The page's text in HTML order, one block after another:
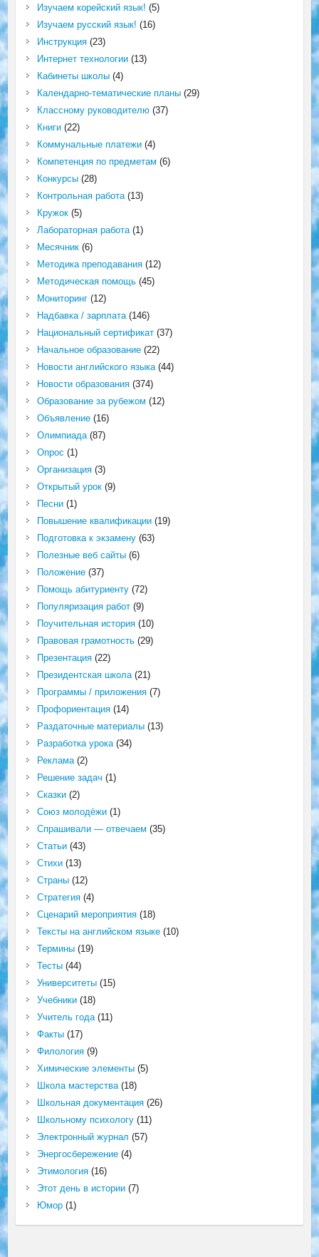
Изучаем корейский язык! (5)
Изучаем русский язык! (16)
Инструкция(23)
Интернет технологии(13)
Кабинеты школы(4)
Календарно-тематические планы(29)
Классному руководителю(37)
Книги(22)
Коммунальные платежи(4)
Компетенция по предметам (6)
Конкурсы(28)
Контрольная работа(13)
Кружок(5)
Лабораторная работа(1)
Месячник(6)
Методика преподавания(12)
Методическая помощь(45)
Мониторинг(12)
Надбавка / зарплата(146)
Национальный сертификат(37)
Начальное образование(22)
Новости английского языка(44)
Новости образования(374)
Образование за рубежом (12)
Объявление(16)
Олимпиада(87)
Опрос (1)
Организация(3)
Открытый урок(9)
Песни(1)
Повышение квалификации(19)
Подготовка к экзамену(63)
Полезные веб сайты(6)
Положение(37)
Помощь абитуриенту(72)
Популяризация работ(9)
Поучительная история(10)
Правовая грамотность(29)
Презентация(22)
Президентская школа(21)
Программы / приложения(7)
Профориентация(14)
Раздаточные материалы(13)
Разработка урока(34)
Реклама(2)
Решение задач (1)
Сказки(2)
Союз молодёжи(1)
Спрашивали — отвечаем (35)
Статьи(43)
Стихи(13)
Страны(12)
Стратегия(4)
Сценарий мероприятия(18)
Тексты на английском языке(10)
Термины(19)
Тесты(44)
Университеты(15)
Учебники(18)
Учитель года(11)
Факты(17)
Филология(9)
Химические элементы(5)
Школа мастерства(18)
Школьная документация(26)
Школьному психологу(11)
Электронный журнал (57)
Энергосбережение(4)
Этимология(16)
Этот день в истории(7)
Юмор(1)